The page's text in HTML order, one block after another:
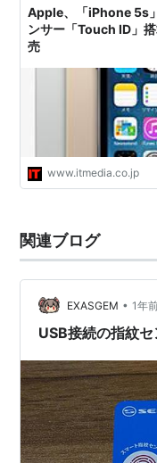
Apple、「iPhone 5s
ンサー「Touch ID」
売
www.itmedia.co.jp
関連ブログ
EXASGEM • 1年
USB接続の指紋